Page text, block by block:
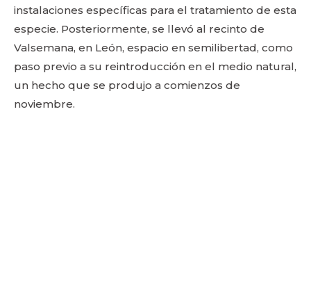
instalaciones específicas para el tratamiento de esta
especie. Posteriormente, se llevó al recinto de
Valsemana, en León, espacio en semilibertad, como
paso previo a su reintroducción en el medio natural,
un hecho que se produjo a comienzos de
noviembre.